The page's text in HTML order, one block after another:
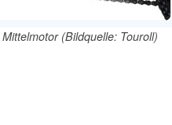
(Bildquelle: Touroll)